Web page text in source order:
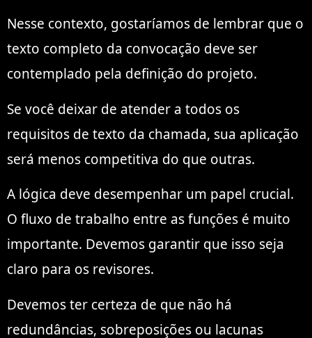
Nesse contexto, gostaríamos de lembrar que o
texto completo da convocação deve ser
contemplado pela definição do projeto.
Se você deixar de atender a todos os
requisitos de texto da chamada, sua aplicação
será menos competitiva do que outras.
A lógica deve desempenhar um papel crucial.
O fluxo de trabalho entre as funções é muito
importante. Devemos garantir que isso seja
claro para os revisores.
Devemos ter certeza de que não há
redundâncias, sobreposições ou lacunas